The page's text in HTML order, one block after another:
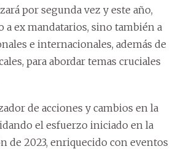
por segunda vez y este año,
a ex mandatarios, sino también a
e internacionales, además de
para abordar temas cruciales
de acciones y cambios en la
el esfuerzo iniciado en la
de 2023, enriquecido con eventos